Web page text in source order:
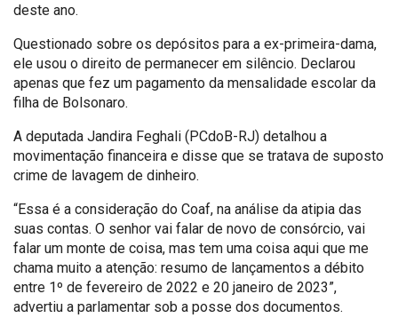
deste ano.
Questionado sobre os depósitos para a ex-primeira-dama,
ele usou o direito de permanecer em silêncio. Declarou
apenas que fez um pagamento da mensalidade escolar da
filha de Bolsonaro.
A deputada Jandira Feghali (PCdoB-RJ) detalhou a
movimentação financeira e disse que se tratava de suposto
crime de lavagem de dinheiro.
“Essa é a consideração do Coaf, na análise da atipia das
suas contas. O senhor vai falar de novo de consórcio, vai
falar um monte de coisa, mas tem uma coisa aqui que me
chama muito a atenção: resumo de lançamentos a débito
entre 1º de fevereiro de 2022 e 20 janeiro de 2023”,
advertiu a parlamentar sob a posse dos documentos.